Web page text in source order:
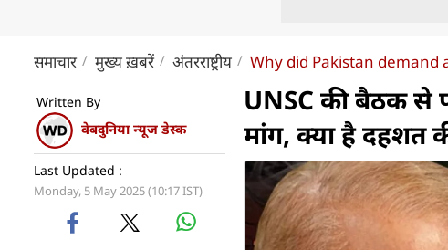
समाचार मुख्य ख़बरें अंतरराष्ट्रीय Why did Pakistan demand
Written By
वेबदुनिया न्यूज डेस्क
Last Updated :
Monday, 5 May 2025 (10:17 IST)
UNSC की बैठक से
मांग, क्या है दहशत